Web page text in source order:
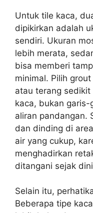
Untuk tile kaca,
dipikirkan adalah
sendiri. Ukuran
lebih merata,
bisa memberi
minimal. Pilih
atau terang
kaca, bukan garis-
aliran pandangan.
dan dinding di
air yang cukup,
menghadirkan
ditangani sejak
Selain itu,
Beberapa tipe